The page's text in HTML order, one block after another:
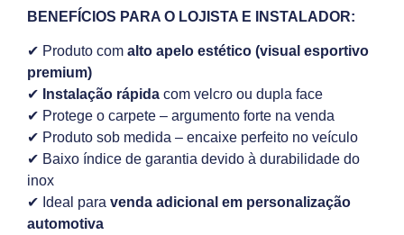
BENEFÍCIOS PARA O LOJISTA E INSTALADOR:
✔ Produto com alto apelo estético (visual esportivo
premium)
✔ Instalação rápida com velcro ou dupla face
✔ Protege o carpete – argumento forte na venda
✔ Produto sob medida – encaixe perfeito no veículo
✔ Baixo índice de garantia devido à durabilidade do
inox
✔ Ideal para venda adicional em personalização
automotiva